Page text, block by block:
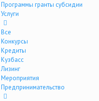
Программы гранты субсидии
Услуги
Все
Конкурсы
Кредиты
Кузбасс
Лизинг
Мероприятия
Предпринимательство